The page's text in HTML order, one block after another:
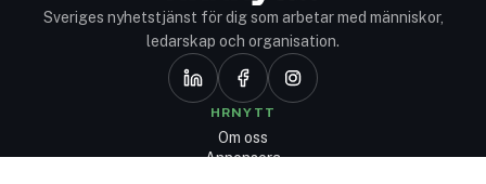
Sveriges nyhetstjänst för dig som arbetar med människor,
ledarskap och organisation.
HRNYTT
Om oss
Annonsera